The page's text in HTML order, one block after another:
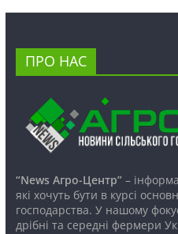
ПРО НАС
“News Агро-Центр”–
які хочуть бути в курсі
господарства. У нашому
дрібні та середні фермери